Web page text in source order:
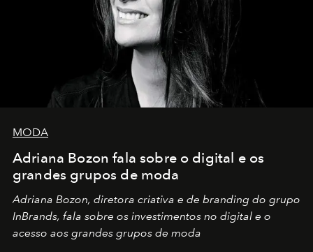
MODA
Adriana Bozon fala sobre o digital e os
grandes grupos de moda
Adriana Bozon, diretora criativa e de branding do grupo
InBrands, fala sobre os investimentos no digital e o
acesso aos grandes grupos de moda